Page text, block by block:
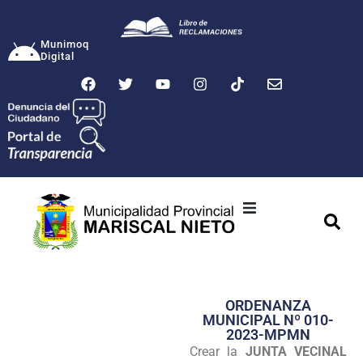
Munimoq
Digital
Transparencia
Seguridad
ORDENANZA
MUNICIPAL Nº 010-
2023-MPMN
Crear la JUNTA VECINAL